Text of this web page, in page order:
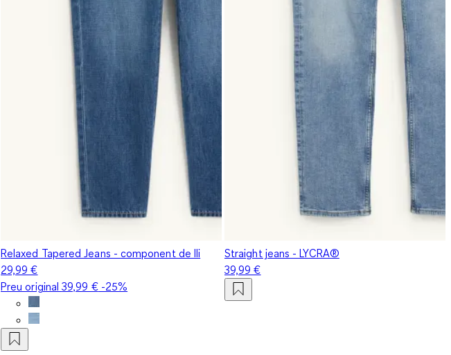
Relaxed Tapered Jeans - component de lli
29,99 €
Preu original39,99 €-25%
Straight jeans - LYCRA®
39,99 €